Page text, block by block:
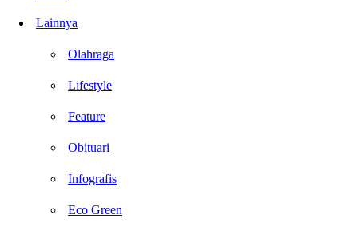
Lainnya
Olahraga
Lifestyle
Feature
Obituari
Infografis
Eco Green